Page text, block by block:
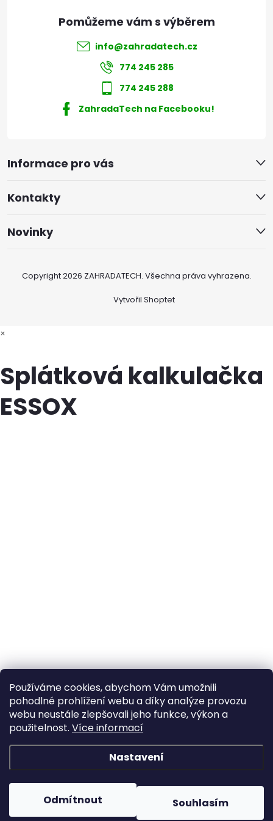
Používáme cookies, abychom Vám umožnili
pohodlné prohlížení webu a díky analýze provozu
webu neustále zlepšovali jeho funkce, výkon a
použitelnost. Více informací
Nastavení
Odmítnout Souhlasím
Informace pro vás
Kontakty
Novinky
info@zahradatech.cz
774 245 285
774 245 288
ZahradaTech na Facebooku!
Vytvořil Shoptet
Copyright 2026 ZAHRADATECH. Všechna práva vyhrazena.
×
Splátková kalkulačka
ESSOX